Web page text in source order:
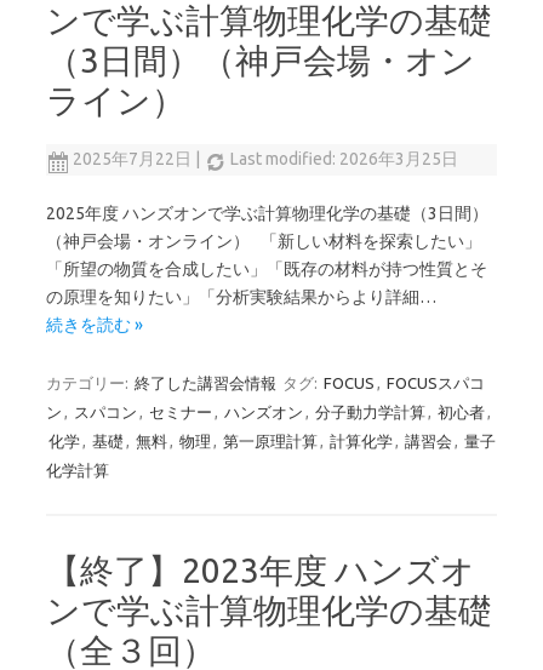
ンで学ぶ計算物理化学の基礎
（3日間）（神戸会場・オン
ライン）
2025年7月22日 Last modified: 2026年3月25日
2025年度 ハンズオンで学ぶ計算物理化学の基礎（3日間）
（神戸会場・オンライン） 「新しい材料を探索したい」
「所望の物質を合成したい」「既存の材料が持つ性質とそ
の原理を知りたい」「分析実験結果からより詳細…
続きを読む »
カテゴリー: 終了した講習会情報 タグ: FOCUS , FOCUSスパコ
ン , スパコン , セミナー , ハンズオン , 分子動力学計算, 初心者,
化学, 基礎 , 無料, 物理 , 第一原理計算, 計算化学, 講習会 , 量子
化学計算
【終了】2023年度 ハンズオ
ンで学ぶ計算物理化学の基礎
（全３回）